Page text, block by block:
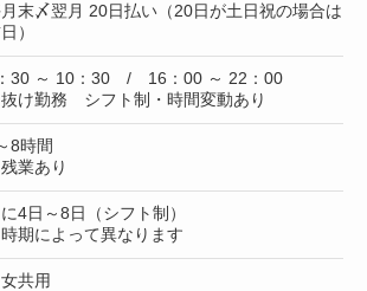
末〆翌月 20日払い（20日が土日祝の場合は
）
30 ～ 10：30 / 16：00 ～ 22：00
け勤務 シフト制・時間変動あり
8時間
業あり
に4日～8日（シフト制）
期によって異なります
共用